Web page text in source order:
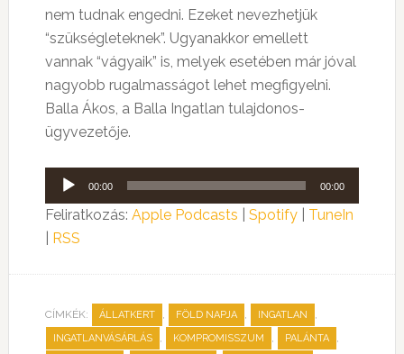
nem tudnak engedni. Ezeket nevezhetjük
“szükségleteknek”. Ugyanakkor emellett
vannak “vágyaik” is, melyek esetében már jóval
nagyobb rugalmasságot lehet megfigyelni.
Balla Ákos, a Balla Ingatlan tulajdonos-
ügyvezetője.
Audió
lejátszó
00:00 00:00
Feliratkozás: Apple Podcasts Spotify| TuneIn
RSS
CÍMKÉK: ÁLLATKERT , FÖLD NAPJA , INGATLAN ,
INGATLANVÁSÁRLÁS , KOMPROMISSZUM , PALÁNTA ,